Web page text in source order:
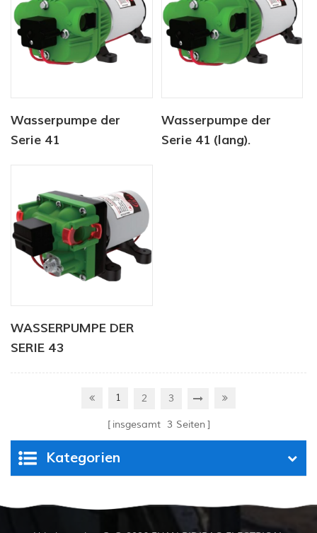
Wasserpumpe der
Serie 41
Wasserpumpe der
Serie 41 (lang).
WASSERPUMPE DER
SERIE 43
1 2 3
insgesamt 3 Seiten
Kategorien